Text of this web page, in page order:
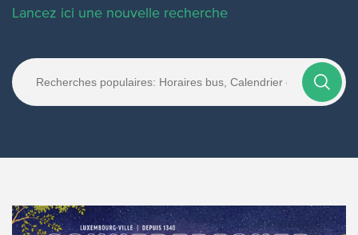
Lancez ici une nouvelle recherche